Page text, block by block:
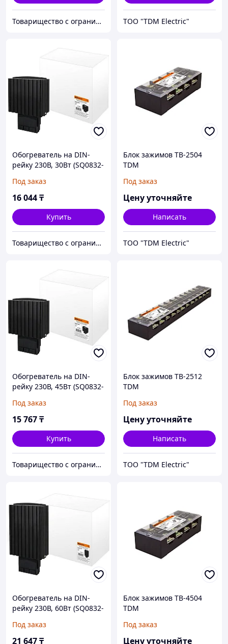
Товарищество с ограниченной ответственностью "Nabludenie.kz" ТОО "TDM Electric"
Обогреватель на DIN-
рейку 230В, 30Вт (SQ0832-
Под заказ
16 044₸
Купить
Товарищество с ограниченной ответственностью "Nabludenie.kz"
Блок зажимов ТВ-2504
TDM
Под заказ
Цену уточняйте
Написать
ТОО "TDM Electric"
Обогреватель на DIN-
рейку 230В, 45Вт (SQ0832-
Под заказ
15 767₸
Купить
Товарищество с ограниченной ответственностью "Nabludenie.kz"
Блок зажимов ТВ-2512
TDM
Под заказ
Цену уточняйте
Написать
ТОО "TDM Electric"
Обогреватель на DIN-
рейку 230В, 60Вт (SQ0832-
Под заказ
21 647₸
Блок зажимов ТВ-4504
TDM
Под заказ
Цену уточняйте